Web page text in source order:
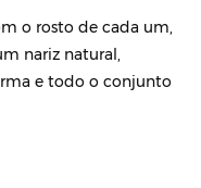
o rosto de cada um,
nariz natural,
e todo o conjunto